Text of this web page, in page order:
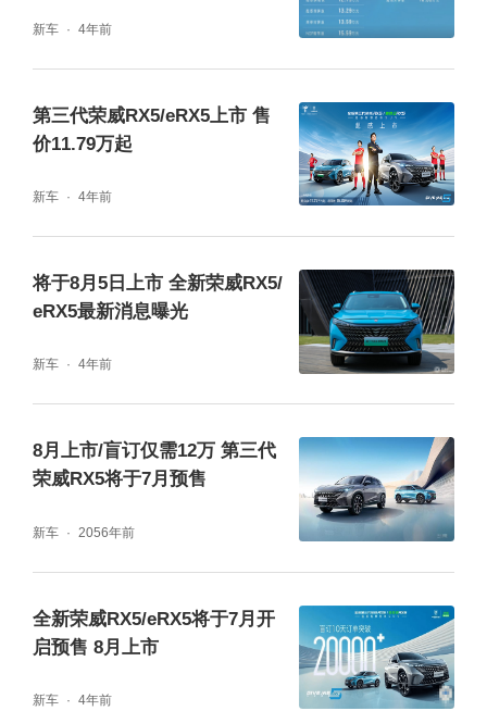
控性能”的全面进阶。
燃油版车型传承“双十佳”动力总成优秀基因，
搭载运用多项豪华品牌同源技术的上汽蓝芯动
力GS61 1.5T VTGI缸内直喷涡轮增压发动机
耗同级最低仅6.0L；超混eRX5车型在GS61 1.
5T VTGI缸内直喷涡轮增压发动机的基础上，
配备超级电驱EDU G2 Plus，能实现10挡变
超顺、超稳、超智”的同级最强性能。
今年7月，全新第三代荣威RX5/超混eRX5将陆
续到店，并面向全国用户开放道路试驾。中国
荣威诚邀您到店品鉴，“先试后定”，解锁美好
的智慧出行生活。届时，中国荣威还将公布车
型配置与预售价格，敬请关注。
新车 4年前
第三代荣威RX5/eRX5上市 售
价11.79万起
新车 4年前
将于8月5日上市 全新荣威RX5/
eRX5最新消息曝光
新车 4年前
8月上市/盲订仅需12万 第三代
荣威RX5将于7月预售
新车 2056年前
全新荣威RX5/eRX5将于7月开
启预售 8月上市
新车 4年前